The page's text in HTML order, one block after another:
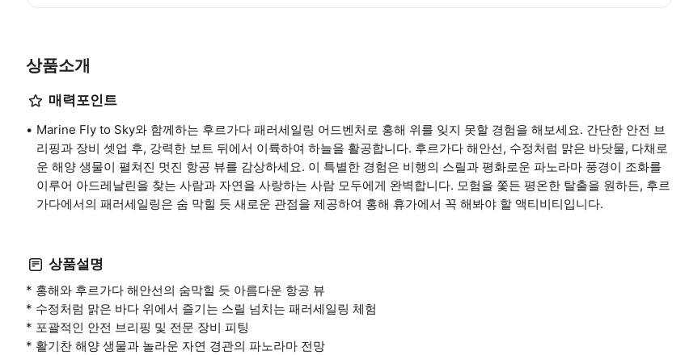
상품소개
매력포인트
Marine Fly to Sky와 함께하는 후르가다 패러세일링 어드벤처로 홍해 위를 잊지 못할 경험을 해보세요. 간단한 안전 브
리핑과 장비 셋업 후, 강력한 보트 뒤에서 이륙하여 하늘을 활공합니다. 후르가다 해안선, 수정처럼 맑은 바닷물, 다채로
운 해양 생물이 펼쳐진 멋진 항공 뷰를 감상하세요. 이 특별한 경험은 비행의 스릴과 평화로운 파노라마 풍경이 조화를
이루어 아드레날린을 찾는 사람과 자연을 사랑하는 사람 모두에게 완벽합니다. 모험을 쫓든 평온한 탈출을 원하든, 후르
가다에서의 패러세일링은 숨 막힐 듯 새로운 관점을 제공하여 홍해 휴가에서 꼭 해봐야 할 액티비티입니다.
상품설명
* 홍해와 후르가다 해안선의 숨막힐 듯 아름다운 항공 뷰
* 수정처럼 맑은 바다 위에서 즐기는 스릴 넘치는 패러세일링 체험
* 포괄적인 안전 브리핑 및 전문 장비 피팅
* 활기찬 해양 생물과 놀라운 자연 경관의 파노라마 전망